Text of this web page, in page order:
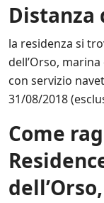
Distanza
la residenza si
dell’Orso,
con servizio
31/08/2018
Come